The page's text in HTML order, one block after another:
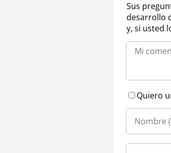
Sus
desarrollo
y, si usted
Quiero